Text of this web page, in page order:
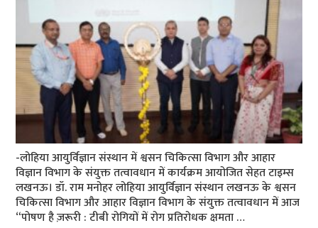
-लोहिया आयुर्विज्ञान संस्थान में श्वसन चिकित्सा विभाग और आहार
विज्ञान विभाग के संयुक्त तत्वावधान में कार्यक्रम आयोजित सेहत टाइम्स
लखनऊ। डॉ. राम मनोहर लोहिया आयुर्विज्ञान संस्थान लखनऊ के श्वसन
चिकित्सा विभाग और आहार विज्ञान विभाग के संयुक्त तत्वावधान में आज
“पोषण है ज़रूरी : टीबी रोगियों में रोग प्रतिरोधक क्षमता …